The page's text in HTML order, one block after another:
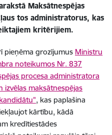
Maksātnespējas
tos administratorus, kas
kritērijiem.
pieņēma grozījumus Ministru
noteikumos Nr. 837
procesa administratora
maksātnespējas
, kas paplašina
kārtību, kādā
kredītiestādes